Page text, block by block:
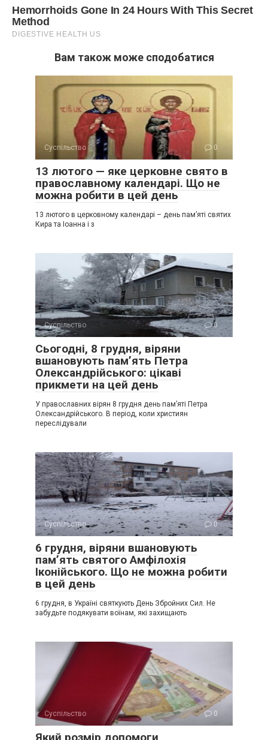
Вам також може сподобатися
Суспільство 0
13 лютого — яке церковне свято в
православному календарі. Що не
можна робити в цей день
13 лютого в церковному календарі – день пам’яті святих
Кира та Іоанна і з
Суспільство 0
Сьогодні, 8 грудня, віряни
вшановують пам’ять Петра
Олександрійського: цікаві
прикмети на цей день
У православних вірян 8 грудня день пам’яті Петра
Олександрійського. В період, коли християн
переслідували
Суспільство 0
6 грудня, віряни вшановують
пам’ять святого Амфілохія
Іконійського. Що не можна робити
в цей день
6 грудня, в Україні святкують День Збройних Сил. Не
забудьте подякувати воїнам, які захищають
Суспільство 0